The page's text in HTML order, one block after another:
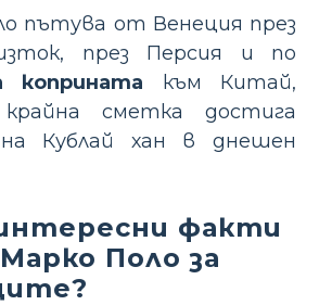
пътува от Венеция през
през Персия и по
към Китай,
сметка достига
Кублай хан в днешен
факти
Поло за